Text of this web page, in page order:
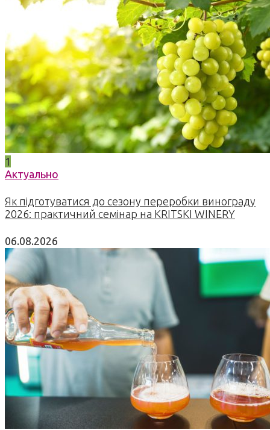
1
Актуально
Як підготуватися до сезону переробки винограду
2026: практичний семінар на KRITSKI WINERY
06.08.2026